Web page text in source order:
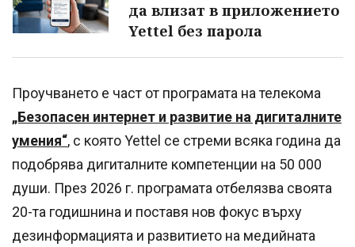
да влизат в приложението
Yettel без парола
Проучването е част от програмата на телекома
„Безопасен интернет и развитие на дигиталните
умения“, с която Yettel се стреми всяка година да
подобрява дигиталните компетенции на 50 000
души. През 2026 г. програмата отбелязва своята
20-та годишнина и поставя нов фокус върху
дезинформацията и развитието на медийната